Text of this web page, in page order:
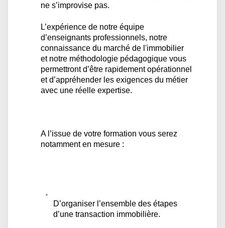
ne s’improvise pas.
L’expérience de notre équipe
d’enseignants professionnels, notre
connaissance du marché de l'immobilier
et notre méthodologie pédagogique vous
permettront d’être rapidement opérationnel
et d’appréhender les exigences du métier
avec une réelle expertise.
A l’issue de votre formation vous serez
notamment en mesure :
D’organiser l’ensemble des étapes
d’une transaction immobilière.